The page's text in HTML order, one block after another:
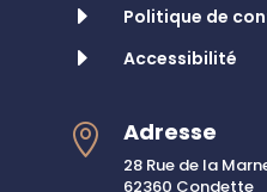
E Politique de
E Accessibilité
 Adresse
28 Rue de la
62360 Condette